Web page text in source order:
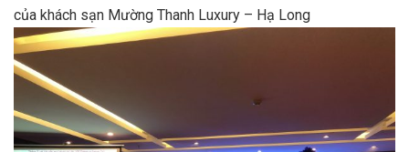
của khách sạn Mường Thanh Luxury – Hạ Long